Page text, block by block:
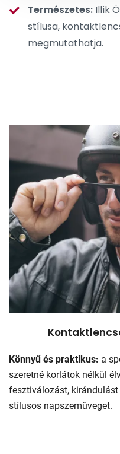
Természetes: Illik
stílusa,
megmutathatja.
Könnyű és praktikus: a
szeretné korlátok nélkül
fesztiválozást,
stílusos napszemüveget.